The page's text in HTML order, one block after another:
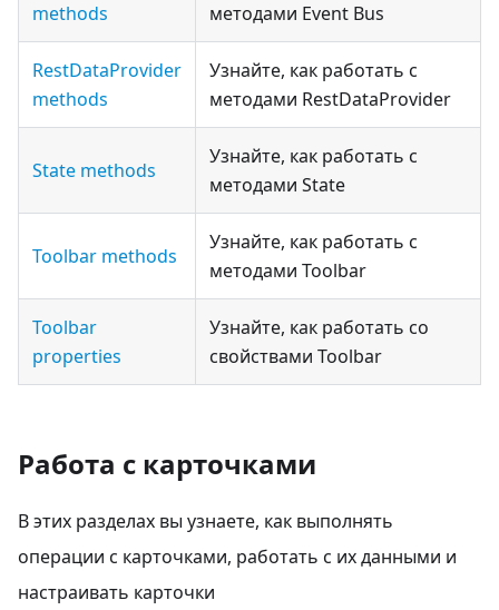
methods
методами Event Bus
RestDataProvider
methods
Узнайте, как работать с
методами RestDataProvider
State methods
Узнайте, как работать с
методами State
Toolbar methods
Узнайте, как работать с
методами Toolbar
Toolbar
properties
Узнайте, как работать со
свойствами Toolbar
Работа с карточками
В этих разделах вы узнаете, как выполнять
операции с карточками, работать с их данными и
настраивать карточки